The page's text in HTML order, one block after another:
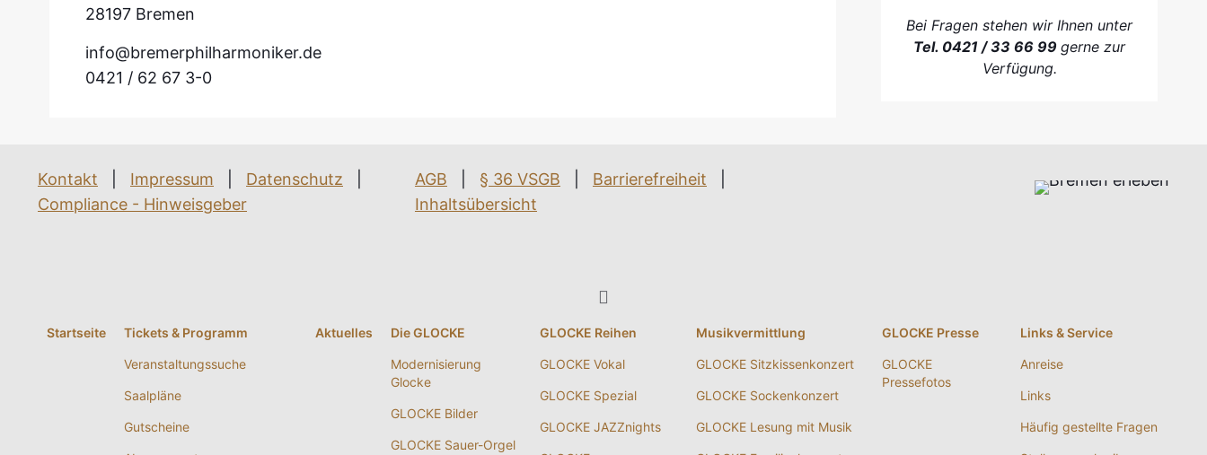
28197 Bremen
info@bremerphilharmoniker.de
0421 / 62 67 3-0
Bei Fragen stehen wir Ihnen unter
Tel. 0421 / 33 66 99gerne zur
Verfügung.
Kontakt Impressum Datenschutz
Compliance - Hinweisgeber
AGB § 36 VSGB Barrierefreiheit
Inhaltsübersicht
Startseite Tickets & Programm
Veranstaltungssuche
Saalpläne
Gutscheine
Aktuelles Die GLOCKE
Modernisierung
Glocke
GLOCKE Bilder
GLOCKE Sauer-Orgel
GLOCKE Reihen
GLOCKE Vokal
GLOCKE Spezial
GLOCKE JAZZnights
Musikvermittlung
GLOCKE Sitzkissenkonzert
GLOCKE Sockenkonzert
GLOCKE Lesung mit Musik
GLOCKE Presse
GLOCKE
Pressefotos
Links & Service
Anreise
Links
Häufig gestellte Fragen